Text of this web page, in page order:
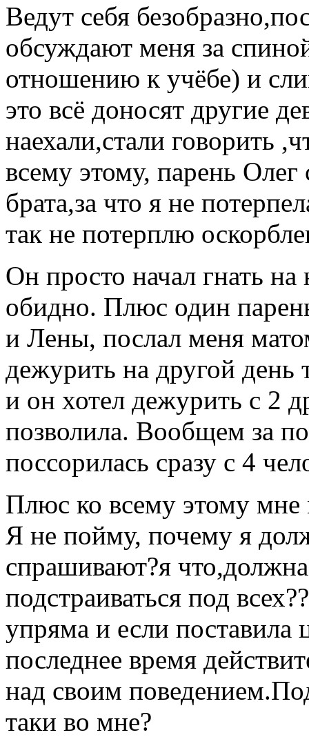
Ведут себя
обсуждают меня за
отношению к учёбе) и
это всё доносят другие
наехали,стали говорить
всему этому, парень
брата,за что я не
так не потерплю
Он просто начал гнать
обидно. Плюс один
и Лены, послал меня
дежурить на другой день
и он хотел дежурить с 2
позволила. Вообщем за
поссорилась сразу с 4
Плюс ко всему этому мне
Я не пойму, почему я
спрашивают?я
подстраиваться под
упряма и если поставила
последнее время
над своим
таки во мне?